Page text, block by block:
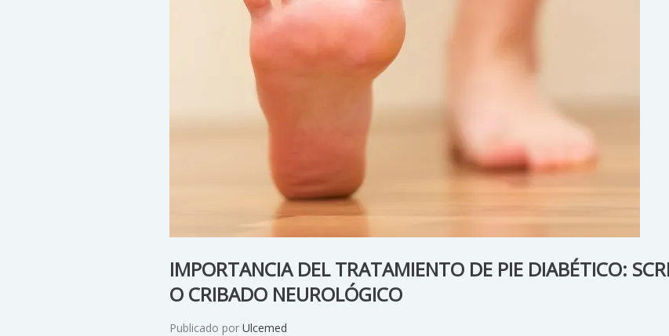
IMPORTANCIA DEL TRATAMIENTO DE PIE DIABÉTICO:
O CRIBADO NEUROLÓGICO
Publicado por Ulcemed